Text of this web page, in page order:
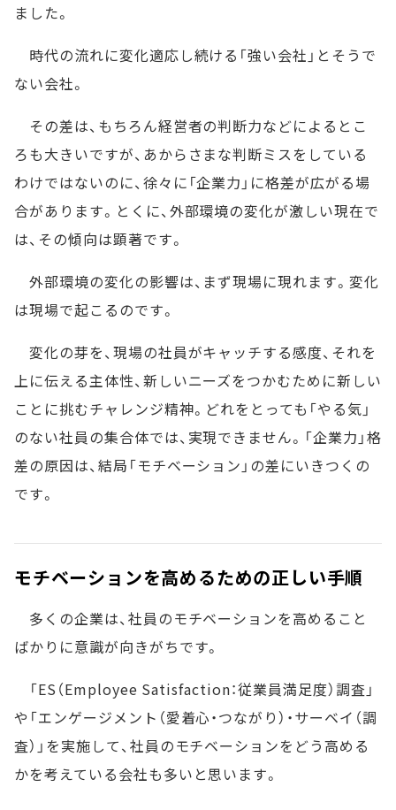
ました。
時代の流れに変化適応し続ける「強い会社」とそうで
ない会社。
その差は、もちろん経営者の判断力などによるとこ
ろも大きいですが、あからさまな判断ミスをしている
わけではないのに、徐々に「企業力」に格差が広がる場
合があります。とくに、外部環境の変化が激しい現在で
は、その傾向は顕著です。
外部環境の変化の影響は、まず現場に現れます。変化
は現場で起こるのです。
変化の芽を、現場の社員がキャッチする感度、それを
上に伝える主体性、新しいニーズをつかむために新しい
ことに挑むチャレンジ精神。どれをとっても「やる気」
のない社員の集合体では、実現できません。「企業力」格
差の原因は、結局「モチベーション」の差にいきつくの
です。
モチベーションを高めるための正しい手順
多くの企業は、社員のモチベーションを高めること
ばかりに意識が向きがちです。
「ES（Employee Satisfaction：従業員満足度）調査」
や「エンゲージメント（愛着心・つながり）・サーベイ（調
査）」を実施して、社員のモチベーションをどう高める
かを考えている会社も多いと思います。